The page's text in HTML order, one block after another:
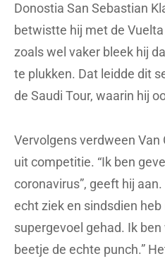
Donostia San Sebastian
betwistte hij met de
zoals wel vaker bleek hij
te plukken. Dat leidde dit
de Saudi Tour, waarin hij
Vervolgens verdween Van
uit competitie. “Ik ben
coronavirus”, geeft hij
echt ziek en sindsdien
supergevoel gehad. Ik
beetje de echte punch.”